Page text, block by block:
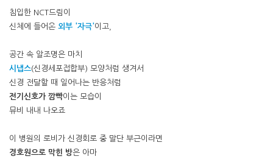
침입한 NCT드림이
신체에 들어온 외부 '자극'이고,
공간 속 알조명은 마치
시냅스(신경세포접합부) 모양처럼 생겨서
신경 전달할 때 일어나는 반응처럼
전기신호가 깜빡이는 모습이
뮤비 내내 나오죠
이 병원의 로비가 신경회로 중 말단 부근이라면
경호원으로 막힌 방은 아마